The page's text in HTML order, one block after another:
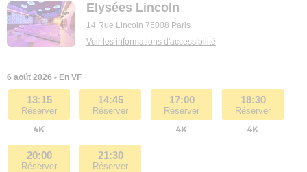
Elysées Lincoln
14 Rue Lincoln 75008 Paris
Voir les informations d'accessibilité
6 août 2026 - En VF
13:15
Réserver
14:45
Réserver
17:00
Réserver
18:30
Réserver
20:00
Réserver
21:30
Réserver